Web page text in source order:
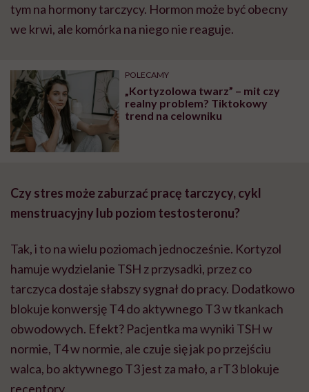
tym na hormony tarczycy. Hormon może być obecny
we krwi, ale komórka na niego nie reaguje.
POLECAMY
„Kortyzolowa twarz” – mit czy
realny problem? Tiktokowy
trend na celowniku
Czy stres może zaburzać pracę tarczycy, cykl
menstruacyjny lub poziom testosteronu?
Tak, i to na wielu poziomach jednocześnie. Kortyzol
hamuje wydzielanie TSH z przysadki, przez co
tarczyca dostaje słabszy sygnał do pracy. Dodatkowo
blokuje konwersję T4 do aktywnego T3 w tkankach
obwodowych. Efekt? Pacjentka ma wyniki TSH w
normie, T4 w normie, ale czuje się jak po przejściu
walca, bo aktywnego T3 jest za mało, a rT3 blokuje
receptory.